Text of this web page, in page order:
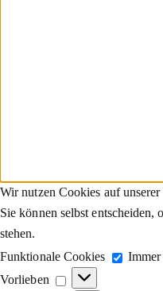
Wir nutzen Cookies auf
Sie können selbst
stehen.
Funktionale Cookies
Vorlieben
Vorlieben